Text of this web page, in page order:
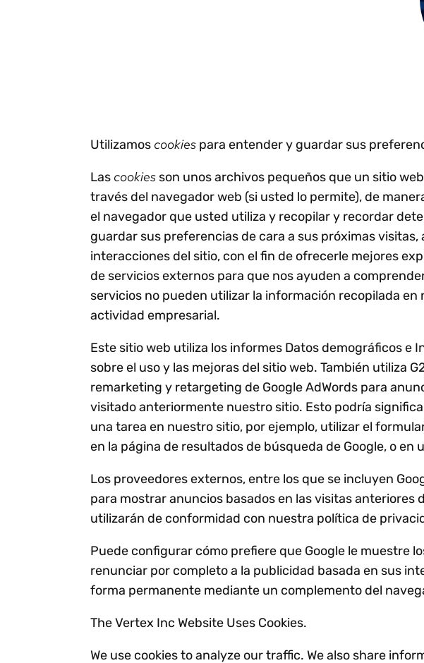
finanzas centradas en la
IA.
exención
los
Juntos,
el
sus
Utilizamos cookiespara entender y guardar sus
Las cookiesson unos archivos pequeños que un sitio
través del navegador web (si usted lo permite), de
el navegador que usted utiliza y recopilar y recordar
guardar sus preferencias de cara a sus próximas
interacciones del sitio, con el fin de ofrecerle mejores
de servicios externos para que nos ayuden a
servicios no pueden utilizar la información recopilada
actividad empresarial.
Este sitio web utiliza los informes Datos demográficos e
sobre el uso y las mejoras del sitio web. También utiliza
remarketing y retargeting de Google AdWords para
visitado anteriormente nuestro sitio. Esto podría
una tarea en nuestro sitio, por ejemplo, utilizar el
en la página de resultados de búsqueda de Google, o en
Los proveedores externos, entre los que se incluyen
para mostrar anuncios basados en las visitas
utilizarán de conformidad con nuestra política de
Puede configurar cómo prefiere que Google le muestre
renunciar por completo a la publicidad basada en sus
forma permanente mediante un complemento del
The Vertex Inc Website Uses Cookies.
We use cookies to analyze our traffic. We also share